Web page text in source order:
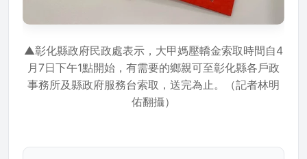
▲彰化縣政府民政處表示，大甲媽壓轎金索取時間自4
月7日下午1點開始，有需要的鄉親可至彰化縣各戶政
事務所及縣政府服務台索取，送完為止。（記者林明
佑翻攝）